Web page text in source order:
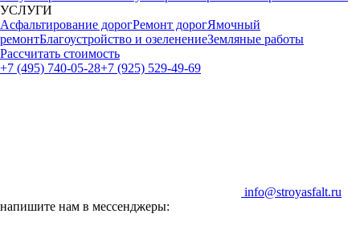
УСЛУГИ
Асфальтирование дорогРемонт дорогЯмочный
ремонтБлагоустройство и озеленениеЗемляные работы
Рассчитать стоимость
+7 (495) 740-05-28+7 (925) 529-49-69
info@stroyasfalt.ru
напишите нам в мессенджеры: